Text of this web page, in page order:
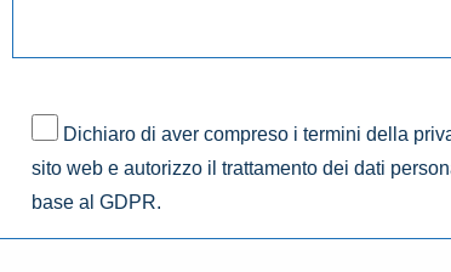
Dichiaro di aver compreso i termini della
sito web e autorizzo il trattamento dei dati
base al GDPR.